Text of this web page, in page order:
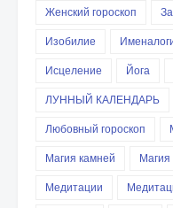
Женский гороскоп
Изобилие
Исцеление
Йога
ЛУННЫЙ КАЛЕНДАРЬ
Любовный гороскоп
Магия камней
Магия
Медитации